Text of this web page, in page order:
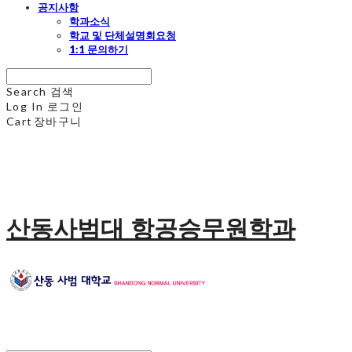
공지사항
학과소식
학교 및 단체설명회요청
1:1 문의하기
Search 검색
Log In 로그인
Cart 장바구니
산동사범대 항공승무원학과